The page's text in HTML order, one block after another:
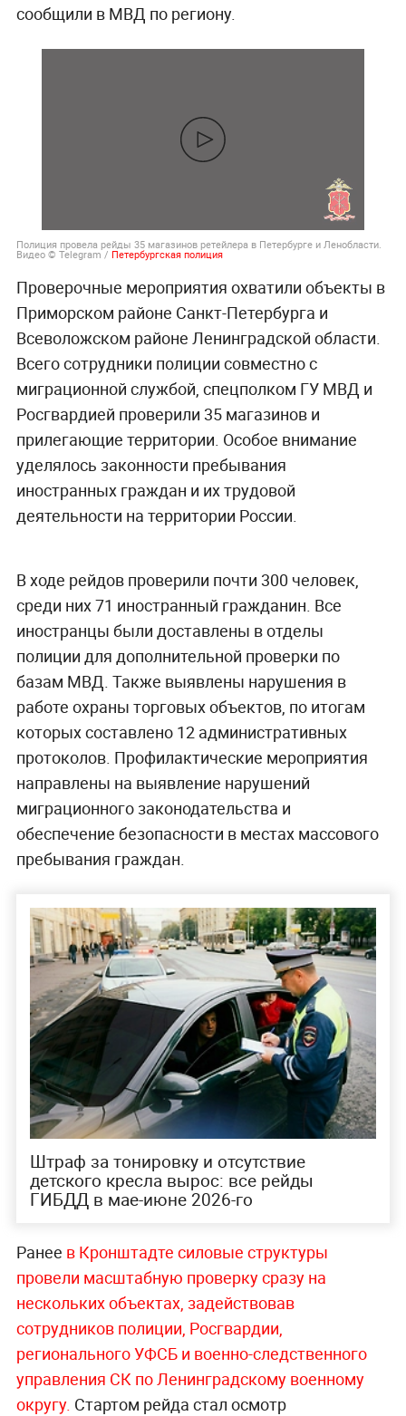
сообщили в МВД по региону.
Полиция провела рейды 35 магазинов ретейлера в Петербурге и Ленобласти.
Видео © Telegram / Петербургская полиция
Проверочные мероприятия охватили объекты в
Приморском районе Санкт-Петербурга и
Всеволожском районе Ленинградской области.
Всего сотрудники полиции совместно с
миграционной службой, спецполком ГУ МВД и
Росгвардией проверили 35 магазинов и
прилегающие территории. Особое внимание
уделялось законности пребывания
иностранных граждан и их трудовой
деятельности на территории России.
В ходе рейдов проверили почти 300 человек,
среди них 71 иностранный гражданин. Все
иностранцы были доставлены в отделы
полиции для дополнительной проверки по
базам МВД. Также выявлены нарушения в
работе охраны торговых объектов, по итогам
которых составлено 12 административных
протоколов. Профилактические мероприятия
направлены на выявление нарушений
миграционного законодательства и
обеспечение безопасности в местах массового
пребывания граждан.
Штраф за тонировку и отсутствие
детского кресла вырос: все рейды
ГИБДД в мае-июне 2026-го
Ранее в Кронштадте силовые структуры
провели масштабную проверку сразу на
нескольких объектах, задействовав
сотрудников полиции, Росгвардии,
регионального УФСБ и военно-следственного
управления СК по Ленинградскому военному
округу. Стартом рейда стал осмотр